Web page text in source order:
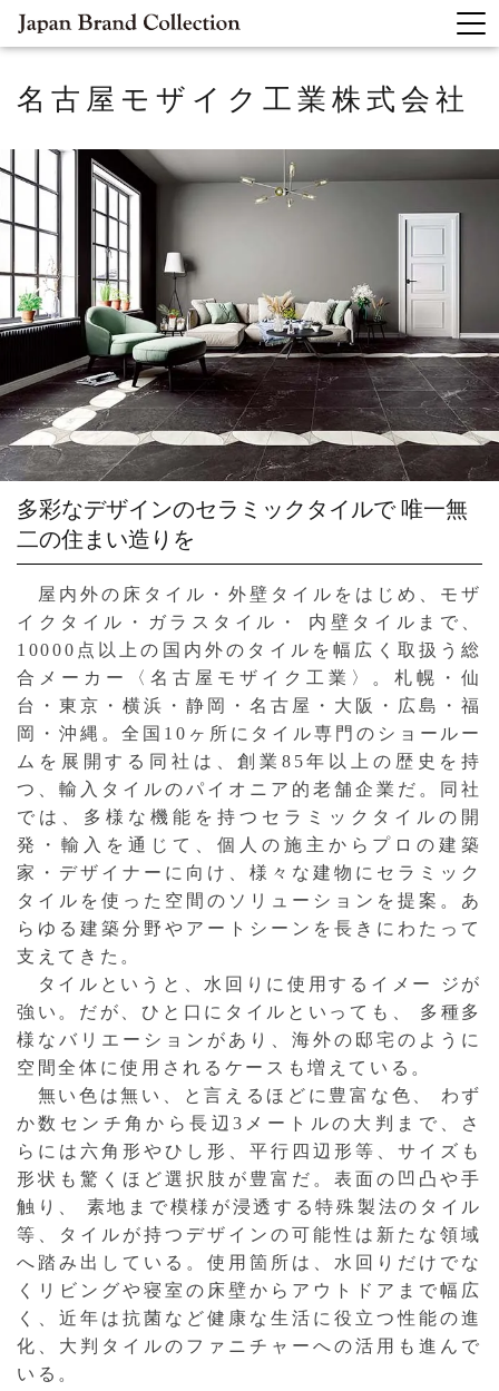
名古屋モザイク工業株式会社
多彩なデザインのセラミックタイルで唯一無
二の住まい造りを
屋内外の床タイル・外壁タイルをはじめ、モザ
イクタイル・ガラスタイル・ 内壁タイルまで、
10000点以上の国内外のタイルを幅広く取扱う総
合メーカー〈名古屋モザイク工業〉。札幌・仙
台・東京・横浜・静岡・名古屋・大阪・広島・福
岡・沖縄。全国10ヶ所にタイル専門のショールー
ムを展開する同社は、創業85年以上の歴史を持
つ、輸入タイルのパイオニア的老舗企業だ。同社
では、多様な機能を持つセラミックタイルの開
発・輸入を通じて、個人の施主からプロの建築
家・デザイナーに向け、様々な建物にセラミック
タイルを使った空間のソリューションを提案。あ
らゆる建築分野やアートシーンを長きにわたって
支えてきた。
タイルというと、水回りに使用するイメー ジが
強い。だが、ひと口にタイルといっても、 多種多
様なバリエーションがあり、海外の邸宅のように
空間全体に使用されるケースも増えている。
無い色は無い、と言えるほどに豊富な色、 わず
か数センチ角から長辺3メートルの大判まで、さ
らには六角形やひし形、平行四辺形等、サイズも
形状も驚くほど選択肢が豊富だ。表面の凹凸や手
触り、 素地まで模様が浸透する特殊製法のタイル
等、タイルが持つデザインの可能性は新たな領域
へ踏み出している。使用箇所は、水回りだけでな
くリビングや寝室の床壁からアウトドアまで幅広
く、近年は抗菌など健康な生活に役立つ性能の進
化、大判タイルのファニチャーへの活用も進んで
いる。